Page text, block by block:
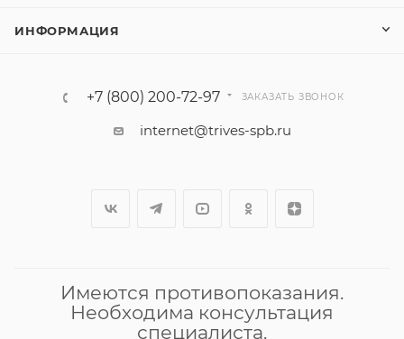
ИНФОРМАЦИЯ
+7 (800) 200-72-97 ЗАКАЗАТЬ ЗВОНОК
internet@trives-spb.ru
Имеются противопоказания.
Необходима консультация
специалиста.